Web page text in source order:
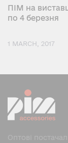
ПІМ на
по 4 березня
1 MARCH, 2017
Оптові